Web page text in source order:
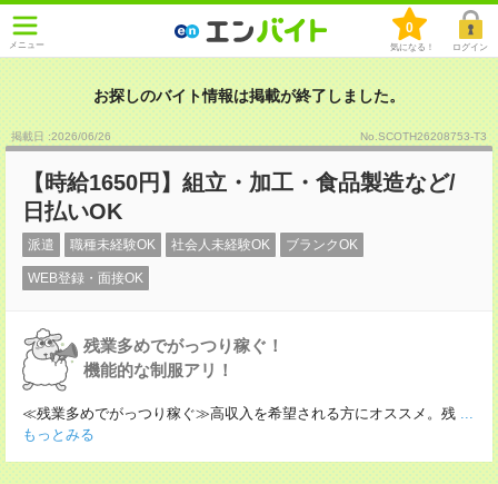
メニュー
0
気になる！ ログイン
お探しのバイト情報は掲載が終了しました。
掲載日 :2026/06/26 No.SCOTH26208753-T3
【時給1650円】組立・加工・食品製造など/
日払いOK
派遣 職種未経験OK 社会人未経験OK ブランクOK
WEB登録・面接OK
残業多めでがっつり稼ぐ！
機能的な制服アリ！
≪残業多めでがっつり稼ぐ≫高収入を希望される方にオススメ。残 ...
もっとみる